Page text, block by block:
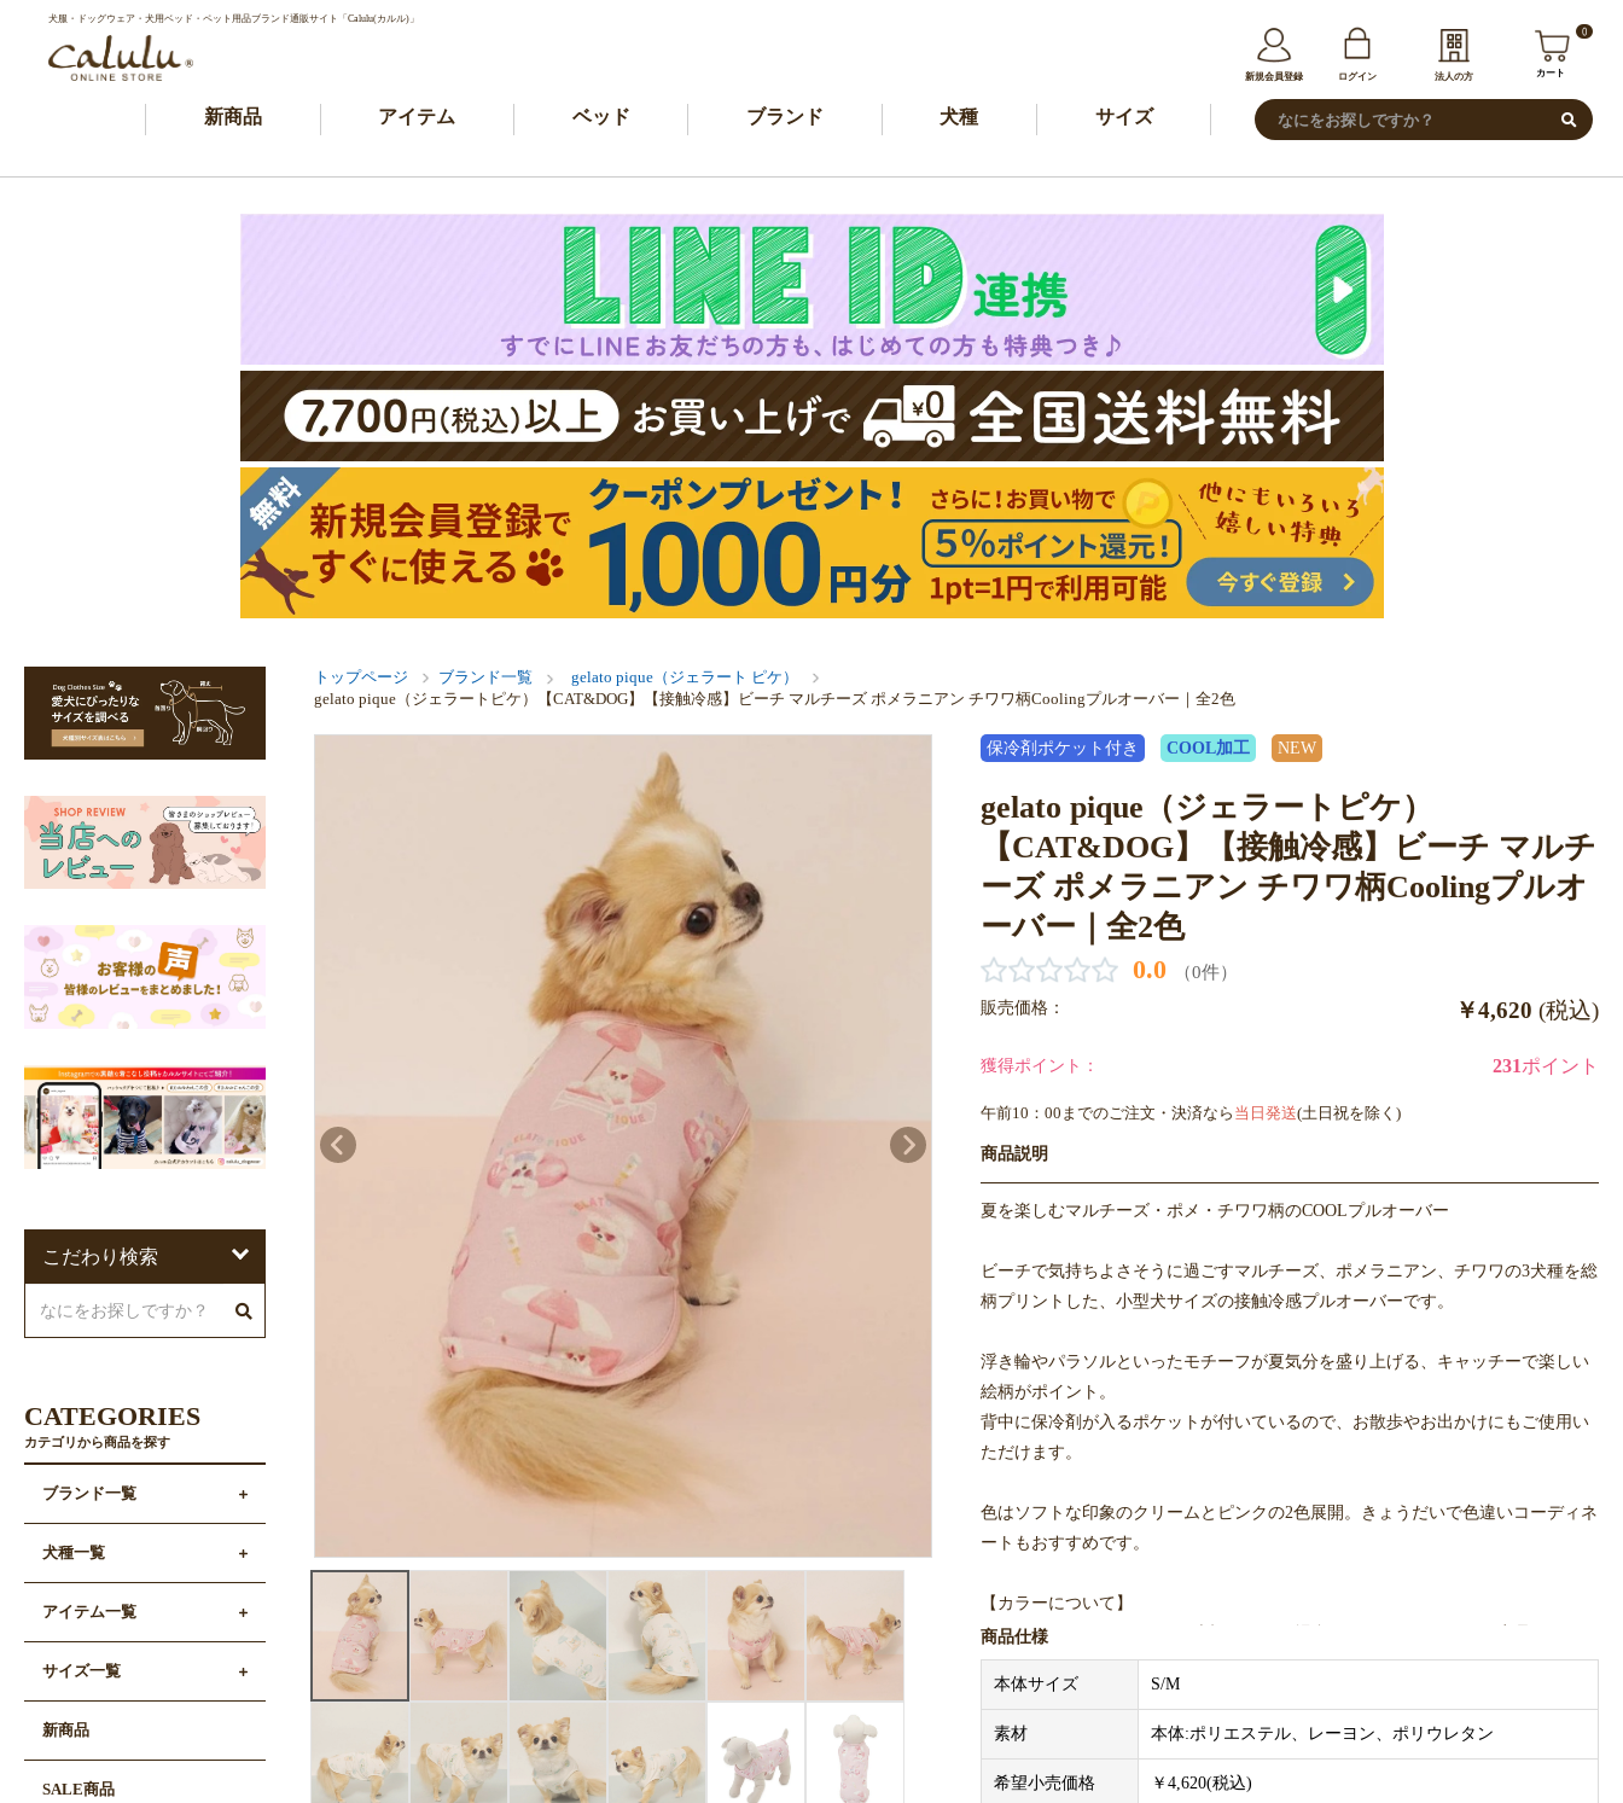
犬服・ドッグウェア・犬用ベッド・ペット用品ブランド通販サイト「Calulu(カルル)」
新規会員登録 ログイン 法人の方
0
カート
新商品 アイテム ベッド ブランド 犬種 サイズ
トップページ ブランド一覧
gelato pique（ジェラート ピケ）
gelato pique（ジェラートピケ）【CAT&DOG】【接触冷感】ビーチ マルチーズ ポメラニアン チワワ柄Coolingプルオーバー｜全2色
保冷剤ポケット付き COOL加工 NEW
gelato pique（ジェラートピケ）
【CAT&DOG】【接触冷感】ビーチ マルチ
ーズ ポメラニアン チワワ柄Coolingプルオ
ーバー｜全2色
0.0 （0件）
販売価格： ￥4,620 (税込)
獲得ポイント： 231ポイント
午前10：00までのご注文・決済なら 当日発送(土日祝を除く)
商品説明
夏を楽しむマルチーズ・ポメ・チワワ柄のCOOLプルオーバー
ビーチで気持ちよさそうに過ごすマルチーズ、ポメラニアン、チワワの3犬種を総
柄プリントした、小型犬サイズの接触冷感プルオーバーです。
浮き輪やパラソルといったモチーフが夏気分を盛り上げる、キャッチーで楽しい
絵柄がポイント。
背中に保冷剤が入るポケットが付いているので、お散歩やお出かけにもご使用い
ただけます。
色はソフトな印象のクリームとピンクの2色展開。きょうだいで色違いコーディネ
ートもおすすめです。
【カラーについて】
gelato piqueとCaluluのカラー表記が異なり場合がございますが、同一商品です。
・クリーム＝アイボリー
※サイズはS、Mの2サイズ展開です。
※こちらの商品は、gelato piqueのサイズ規格でつくられております。他ブランド
とのサイズ規格は異なりますので、必ず商品画像内サイズ表をご参照ください。
商品仕様
本体サイズ S/M
素材 本体:ポリエステル、レーヨン、ポリウレタン
希望小売価格 ￥4,620(税込)
こだわり検索
CATEGORIES
カテゴリから商品を探す
ブランド一覧
犬種一覧
アイテム一覧
サイズ一覧
新商品
SALE商品